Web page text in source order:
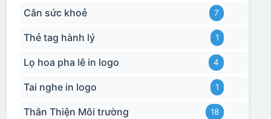
Cân sức khoẻ 7
Thẻ tag hành lý 1
Lọ hoa pha lê in logo 4
Tai nghe in logo 1
Thân Thiện Môi trường 18